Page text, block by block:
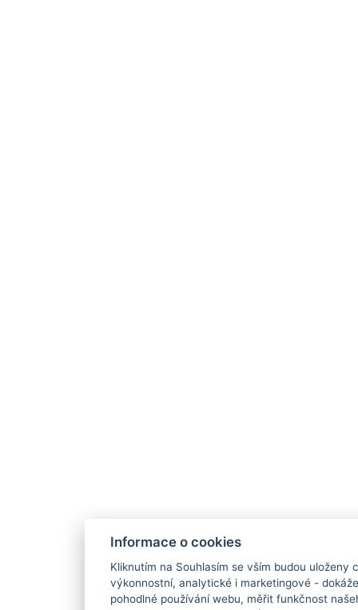
Informace o cookies
Kliknutím na Souhlasím se vším budou uloženy
výkonnostní, analytické i marketingové -
pohodlné používání webu, měřit funkčnost